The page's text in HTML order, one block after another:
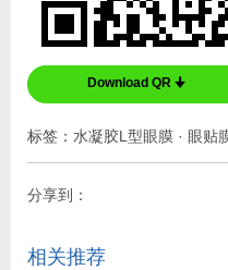
Download QR 🠋
标签： 水凝胶L型眼膜 · 眼贴
分享到：
相关推荐